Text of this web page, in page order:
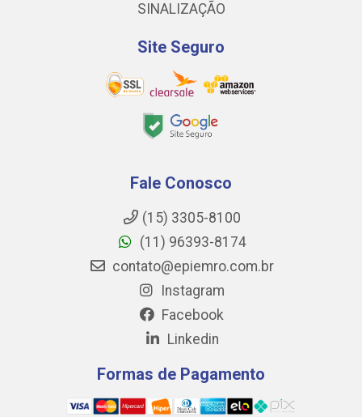
SINALIZAÇÃO
Site Seguro
Fale Conosco
(15) 3305-8100
(11) 96393-8174
contato@epiemro.com.br
Instagram
Facebook
Linkedin
Formas de Pagamento